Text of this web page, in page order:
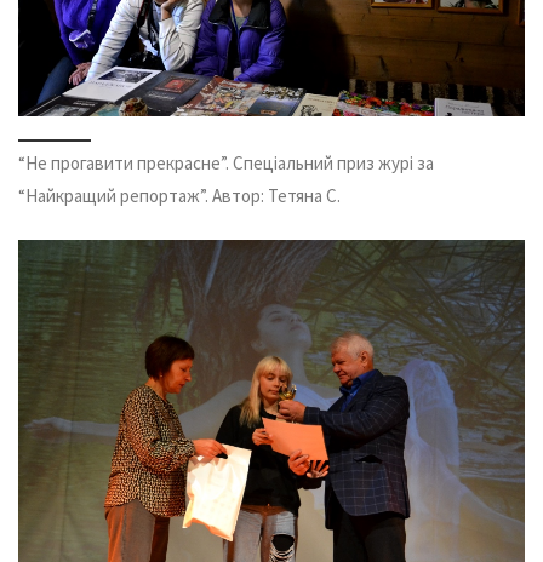
“Не прогавити прекрасне”. Спеціальний приз журі за
“Найкращий репортаж”. Автор: Тетяна С.